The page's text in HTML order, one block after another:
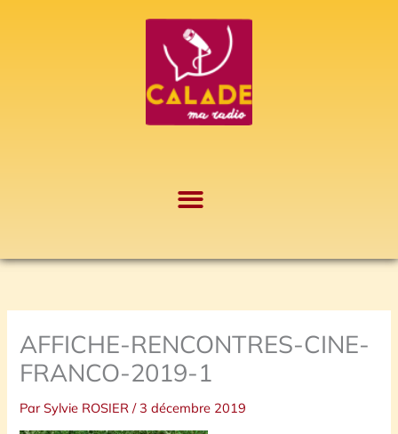
AFFICHE-RENCONTRES-CINE-
FRANCO-2019-1
ParSylvie ROSIER/ 3 décembre 2019